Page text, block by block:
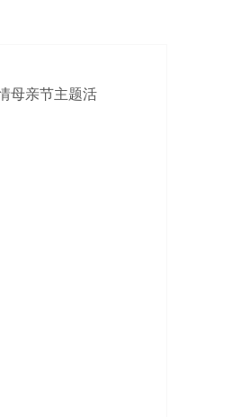
母亲节主题活